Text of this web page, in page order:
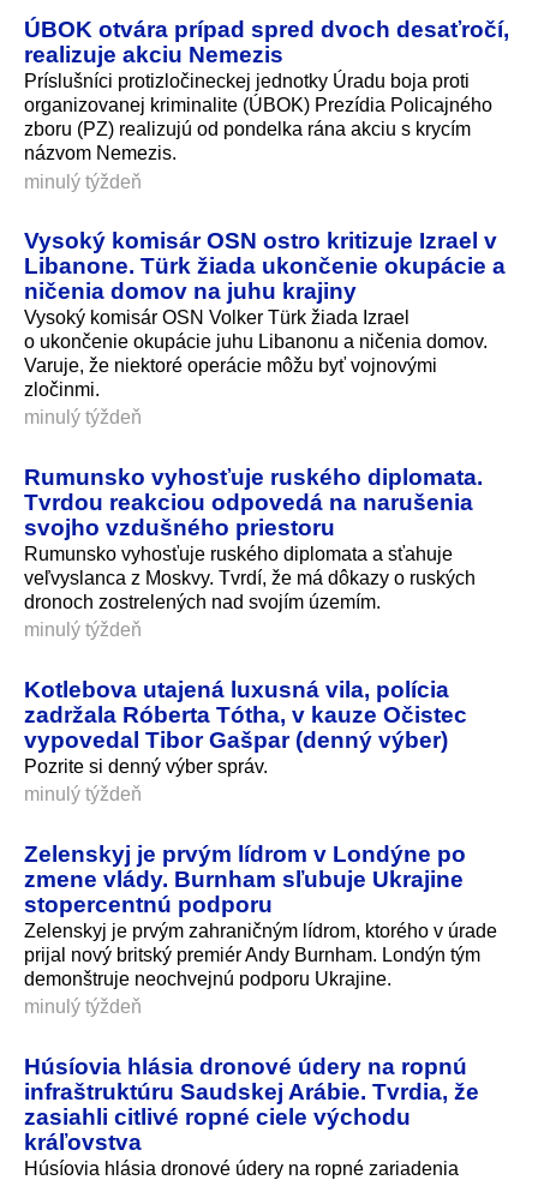
ÚBOK otvára prípad spred dvoch desaťročí,
realizuje akciu Nemezis
Príslušníci protizločineckej jednotky Úradu boja proti
organizovanej kriminalite (ÚBOK) Prezídia Policajného
zboru (PZ) realizujú od pondelka rána akciu s krycím
názvom Nemezis.
minulý týždeň
Vysoký komisár OSN ostro kritizuje Izrael v
Libanone. Türk žiada ukončenie okupácie a
ničenia domov na juhu krajiny
Vysoký komisár OSN Volker Türk žiada Izrael
o ukončenie okupácie juhu Libanonu a ničenia domov.
Varuje, že niektoré operácie môžu byť vojnovými
zločinmi.
minulý týždeň
Rumunsko vyhosťuje ruského diplomata.
Tvrdou reakciou odpovedá na narušenia
svojho vzdušného priestoru
Rumunsko vyhosťuje ruského diplomata a sťahuje
veľvyslanca z Moskvy. Tvrdí, že má dôkazy o ruských
dronoch zostrelených nad svojím územím.
minulý týždeň
Kotlebova utajená luxusná vila, polícia
zadržala Róberta Tótha, v kauze Očistec
vypovedal Tibor Gašpar (denný výber)
Pozrite si denný výber správ.
minulý týždeň
Zelenskyj je prvým lídrom v Londýne po
zmene vlády. Burnham sľubuje Ukrajine
stopercentnú podporu
Zelenskyj je prvým zahraničným lídrom, ktorého v úrade
prijal nový britský premiér Andy Burnham. Londýn tým
demonštruje neochvejnú podporu Ukrajine.
minulý týždeň
Húsíovia hlásia dronové údery na ropnú
infraštruktúru Saudskej Arábie. Tvrdia, že
zasiahli citlivé ropné ciele východu
kráľovstva
Húsíovia hlásia dronové údery na ropné zariadenia